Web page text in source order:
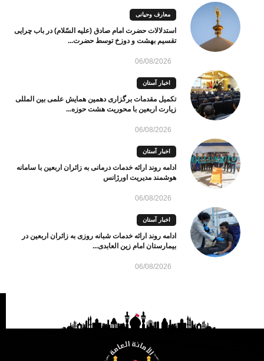
معارف وحیانی
استدلالات حضرت امام صادق (علیه السّلام) در باب چرایی
تقسیم بهشت و دوزخ توسط حضرت...
06/08/2026
اخبار آستان
تکمیل مقدمات برگزاری دهمین همایش علمی بین المللی
زیارت اربعین با محوریت هشت حوزه...
06/08/2026
اخبار آستان
ادامه روند ارائه خدمات درمانی به زائران اربعین با سامانه
هوشمند مدیریت اورژانس
06/08/2026
اخبار آستان
ادامه روند ارائه خدمات شبانه روزی به زائران اربعین در
بیمارستان امام زین العابدی...
06/08/2026